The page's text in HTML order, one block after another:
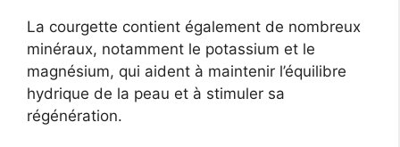
La courgette contient également de nombreux
minéraux, notamment le potassium et le
magnésium, qui aident à maintenir l’équilibre
hydrique de la peau et à stimuler sa
régénération.